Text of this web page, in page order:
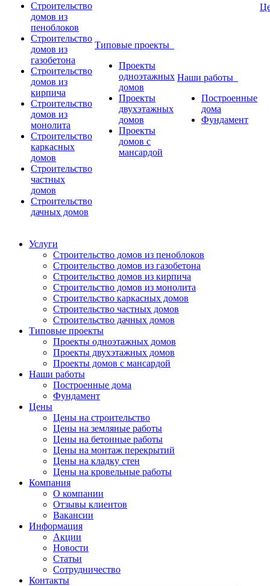
Строительство
домов из
пеноблоков
Строительство
домов из
газобетона
Строительство
домов из
кирпича
Строительство
домов из
монолита
Строительство
каркасных
домов
Строительство
частных
домов
Строительство
дачных домов
Типовые проекты
Проекты
одноэтажных
домов
Проекты
двухэтажных
домов
Проекты
домов с
мансардой
Наши работы
Построенные
дома
Фундамент
Услуги
Строительство домов из пеноблоков
Строительство домов из газобетона
Строительство домов из кирпича
Строительство домов из монолита
Строительство каркасных домов
Строительство частных домов
Строительство дачных домов
Типовые проекты
Проекты одноэтажных домов
Проекты двухэтажных домов
Проекты домов с мансардой
Наши работы
Построенные дома
Фундамент
Цены
Цены на строительство
Цены на земляные работы
Цены на бетонные работы
Цены на монтаж перекрытий
Цены на кладку стен
Цены на кровельные работы
Компания
О компании
Отзывы клиентов
Вакансии
Информация
Акции
Новости
Статьи
Сотрудничество
Контакты